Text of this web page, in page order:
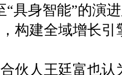
“具身智能”的演
构建全域增长引
伙人王廷富也认